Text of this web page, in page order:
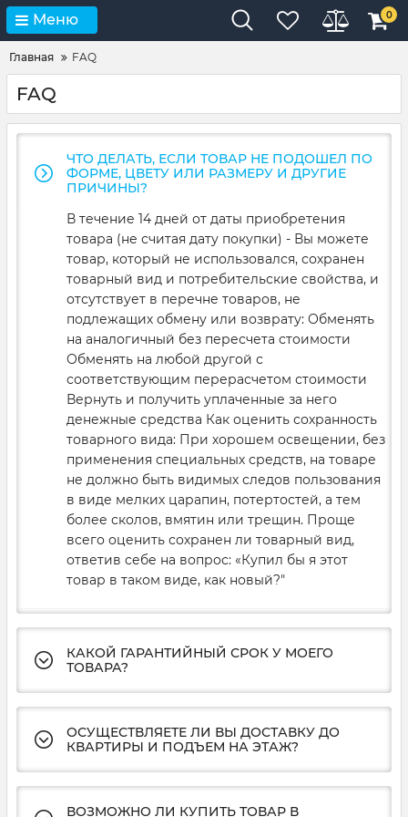
Меню 0
Главная FAQ
FAQ
ЧТО ДЕЛАТЬ, ЕСЛИ ТОВАР НЕ ПОДОШЕЛ ПО
ФОРМЕ, ЦВЕТУ ИЛИ РАЗМЕРУ И ДРУГИЕ
ПРИЧИНЫ?
В течение 14 дней от даты приобретения
товара (не считая дату покупки) - Вы можете
товар, который не использовался, сохранен
товарный вид и потребительские свойства, и
отсутствует в перечне товаров, не
подлежащих обмену или возврату: Обменять
на аналогичный без пересчета стоимости
Обменять на любой другой с
соответствующим перерасчетом стоимости
Вернуть и получить уплаченные за него
денежные средства Как оценить сохранность
товарного вида: При хорошем освещении, без
применения специальных средств, на товаре
не должно быть видимых следов пользования
в виде мелких царапин, потертостей, а тем
более сколов, вмятин или трещин. Проще
всего оценить сохранен ли товарный вид,
ответив себе на вопрос: «Купил бы я этот
товар в таком виде, как новый?"
КАКОЙ ГАРАНТИЙНЫЙ СРОК У МОЕГО
ТОВАРА?
ОСУЩЕСТВЛЯЕТЕ ЛИ ВЫ ДОСТАВКУ ДО
КВАРТИРЫ И ПОДЪЕМ НА ЭТАЖ?
ВОЗМОЖНО ЛИ КУПИТЬ ТОВАР В